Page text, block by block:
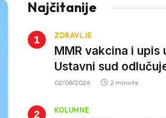
Najčitanije
ZDRAVLJE
MMR vakcina i upis
Ustavni sud
poziva roditelje da
02/08/2026 2 minuta
KOLUMNE